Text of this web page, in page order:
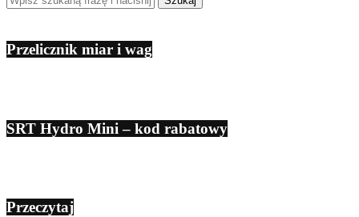
Przelicznik miar i wag
SRT Hydro Mini – kod rabatowy
Przeczytaj